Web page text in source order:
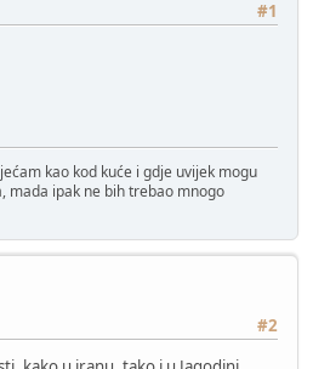
#1
kao kod kuće i gdje uvijek mogu
mada ipak ne bih trebao mnogo
#2